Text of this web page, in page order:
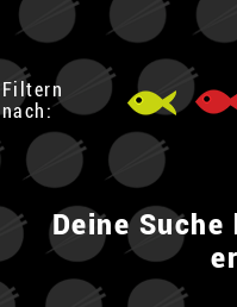
Filtern
nach:
Deine